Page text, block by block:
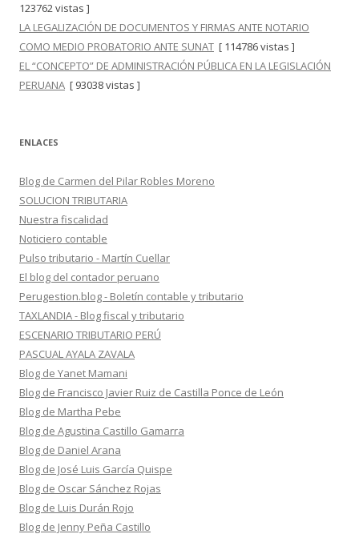
123762 vistas ]
LA LEGALIZACIÓN DE DOCUMENTOS Y FIRMAS ANTE NOTARIO
COMO MEDIO PROBATORIO ANTE SUNAT [ 114786 vistas ]
EL “CONCEPTO” DE ADMINISTRACIÓN PÚBLICA EN LA LEGISLACIÓN
PERUANA [ 93038 vistas ]
ENLACES
Blog de Carmen del Pilar Robles Moreno
SOLUCION TRIBUTARIA
Nuestra fiscalidad
Noticiero contable
Pulso tributario - Martín Cuellar
El blog del contador peruano
Perugestion.blog - Boletín contable y tributario
TAXLANDIA - Blog fiscal y tributario
ESCENARIO TRIBUTARIO PERÚ
PASCUAL AYALA ZAVALA
Blog de Yanet Mamani
Blog de Francisco Javier Ruiz de Castilla Ponce de León
Blog de Martha Pebe
Blog de Agustina Castillo Gamarra
Blog de Daniel Arana
Blog de José Luis García Quispe
Blog de Oscar Sánchez Rojas
Blog de Luis Durán Rojo
Blog de Jenny Peña Castillo